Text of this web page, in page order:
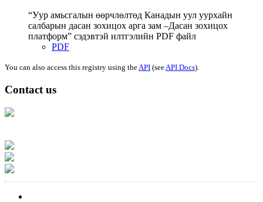
“Уур амьсгалын өөрчлөлтөд Канадын уул уурхайн
салбарын дасан зохицох арга зам –Дасан зохицох
платформ” сэдэвтэй илтгэлийн PDF файл
PDF
You can also access this registry using theAPI (seeAPI Docs).
Contact us